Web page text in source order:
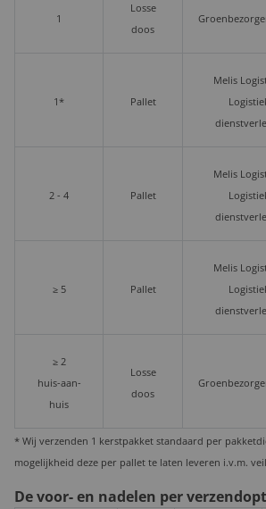
1
Losse
doos
1* Pallet
Melis
2 - 4 Pallet
Melis
≥ 5 Pallet
Melis
≥ 2
huis-aan-
huis
Losse
doos
* Wij verzenden 1 kerstpakket standaard per
mogelijkheid deze per pallet te laten leveren i.v.m.
De voor- en nadelen per